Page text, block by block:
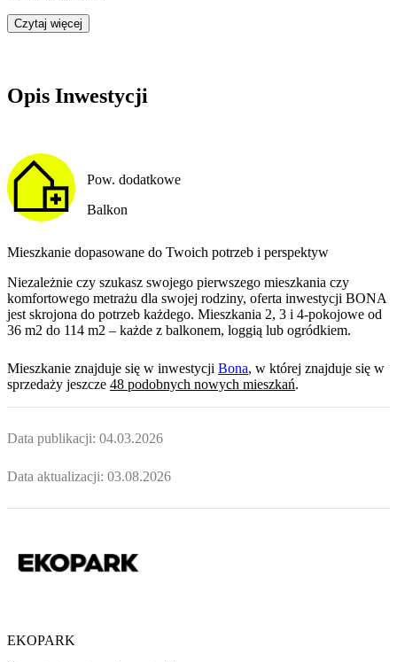
Czytaj więcej
Opis Inwestycji
Pow. dodatkowe
Balkon
Mieszkanie dopasowane do Twoich potrzeb i perspektyw
Niezależnie czy szukasz swojego pierwszego mieszkania czy
komfortowego metrażu dla swojej rodziny, oferta inwestycji BONA
jest skrojona do potrzeb każdego. Mieszkania 2, 3 i 4-pokojowe od
36 m2 do 114 m2 – każde z balkonem, loggią lub ogródkiem.
Mieszkanie znajduje się w inwestycji Bona, w której znajduje się w
sprzedaży jeszcze 48 podobnych nowych mieszkań.
Data publikacji: 04.03.2026
Data aktualizacji: 03.08.2026
EKOPARK